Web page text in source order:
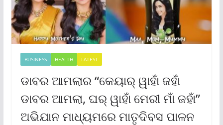
BUSINESS HEALTH LATEST
ଡାବର ଆମଲାର “କେୟାର୍ ୱାହାଁ ଜହାଁ
ଡାବର ଆମଲା, ଘର୍ ୱାହାଁ ମେରୀ ମାଁ ଜହାଁ”
ଅଭିଯାନ ମାଧ୍ୟମରେ ମାତୃଦିବସ ପାଳନ